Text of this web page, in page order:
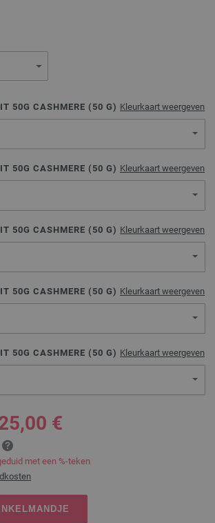
50G CASHMERE ( 50 G) Kleurkaart weergeven
50G CASHMERE ( 50 G) Kleurkaart weergeven
50G CASHMERE ( 50 G) Kleurkaart weergeven
50G CASHMERE ( 50 G) Kleurkaart weergeven
50G CASHMERE ( 50 G) Kleurkaart weergeven
€
met een %-teken